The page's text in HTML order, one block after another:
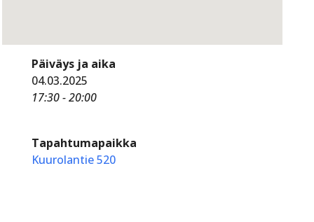
Päiväys ja aika
04.03.2025
17:30 - 20:00
Tapahtumapaikka
Kuurolantie 520